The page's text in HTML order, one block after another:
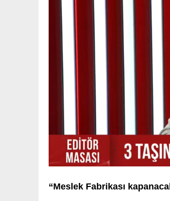
“Meslek Fabrikası